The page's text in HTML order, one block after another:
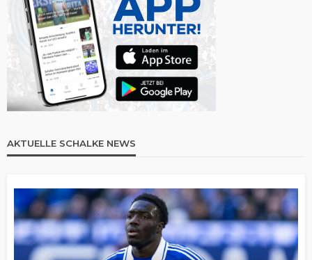
AKTUELLE SCHALKE NEWS